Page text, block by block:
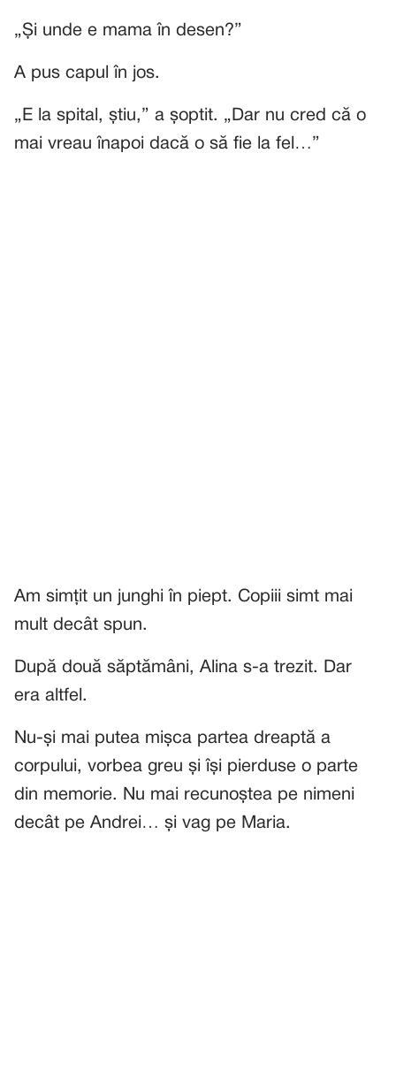
„Și unde e mama în desen?”
A pus capul în jos.
„E la spital, știu,” a șoptit. „Dar nu cred că o
mai vreau înapoi dacă o să fie la fel…”
Am simțit un junghi în piept. Copiii simt mai
mult decât spun.
După două săptămâni, Alina s-a trezit. Dar
era altfel.
Nu-și mai putea mișca partea dreaptă a
corpului, vorbea greu și își pierduse o parte
din memorie. Nu mai recunoștea pe nimeni
decât pe Andrei… și vag pe Maria.